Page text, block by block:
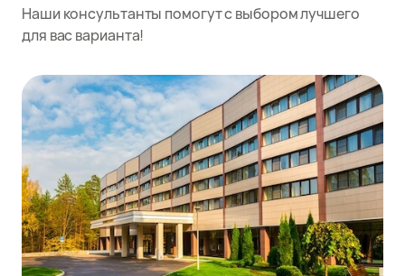
Наши консультанты помогут с выбором лучшего
для вас варианта!